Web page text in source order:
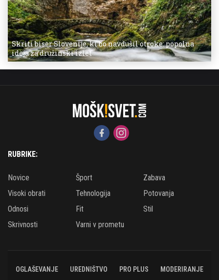
Skriti biser Slovenije, ki bo navdušil otroke: popolna
ideja za družinski izlet
RUBRIKE:
Novice Šport
Zabava
Visoki obrati
Tehnologija
Potovanja
Odnosi
Fit
Stil
Skrivnosti
Varni v prometu
OGLAŠEVANJE UREDNIŠTVO PRO PLUS MODERIRANJE